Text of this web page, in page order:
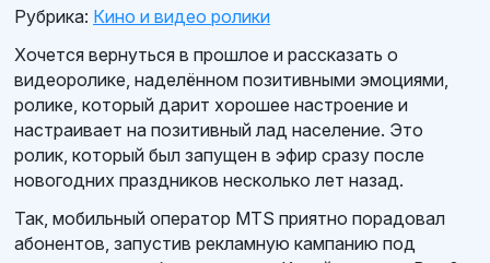
Рубрика: Кино и видео ролики
Хочется вернуться в прошлое и рассказать о
видеоролике, наделённом позитивными эмоциями,
ролике, который дарит хорошее настроение и
настраивает на позитивный лад население. Это
ролик, который был запущен в эфир сразу после
новогодних праздников несколько лет назад.
Так, мобильный оператор MTS приятно порадовал
абонентов, запустив рекламную кампанию под